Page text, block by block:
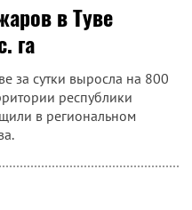
в Туве
га
за сутки выросла на 800
республики
в региональном